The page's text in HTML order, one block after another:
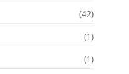
(42)
(1)
(1)